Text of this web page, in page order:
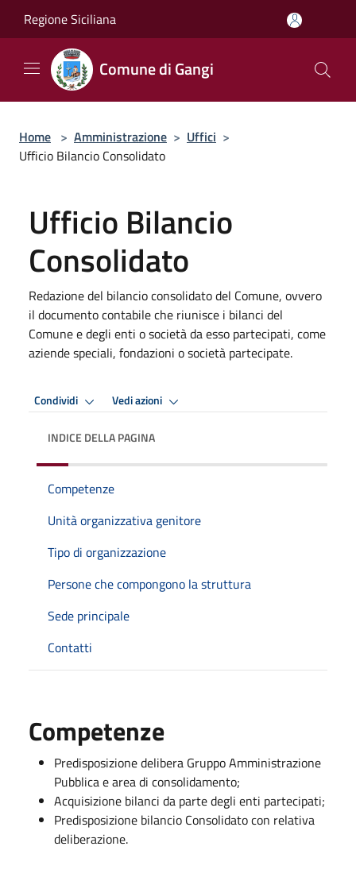
Regione Siciliana
Comune di Gangi
Home > Amministrazione > Uffici >
Ufficio Bilancio Consolidato
Ufficio Bilancio
Consolidato
Redazione del bilancio consolidato del Comune, ovvero
il documento contabile che riunisce i bilanci del
Comune e degli enti o società da esso partecipati, come
aziende speciali, fondazioni o società partecipate.
Condividi Vedi azioni
INDICE DELLA PAGINA
Competenze
Unità organizzativa genitore
Tipo di organizzazione
Persone che compongono la struttura
Sede principale
Contatti
Competenze
Predisposizione delibera Gruppo Amministrazione
Pubblica e area di consolidamento;
Acquisizione bilanci da parte degli enti partecipati;
Predisposizione bilancio Consolidato con relativa
deliberazione.